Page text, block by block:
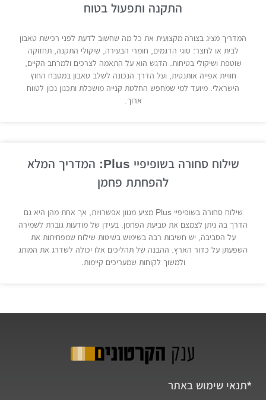
התקנה ותפעול בטוח
המדריך מציג בצורה מקצועית את כל מה שחשוב לדעת לפני רכישת טאבון
לבית או לחצר: סוגי הדגמים, חומרי הבעירה, שיקולי התקנה, תחזוקה
שוטפת ושיקולי בטיחות. הדגש הוא על התאמה לצרכים ולמרחב הקיים,
חוויית אפייה אותנטית, ועל הדרך הנכונה לשלב טאבון במטבח החוץ
הישראלי. מיועד למי שמחפש החלטת קנייה מושכלת ותכנון נכון לטווח
ארוך.
שילוח סחורה בשופיפיי Plus: המדריך המלא
להפחתת פחמן
שילוח סחורה בשופיפיי Plus מציע מגוון אפשרויות, אך אחת מהן היא גם
הדרך בה ניתן לצמצם את טביעת הפחמן. בעידן של מודעות גוברת לשמירה
על הסביבה, יש חשיבות רבה בשימוש בשיטות שילוח שמפחיתות את
השפעתן על כדור הארץ. ההבנה של תהליכים אלו יכולה לשדרג את המותג
ולמשוך לקוחות שמעריכים קיימות.
*תנאי שימוש באתר